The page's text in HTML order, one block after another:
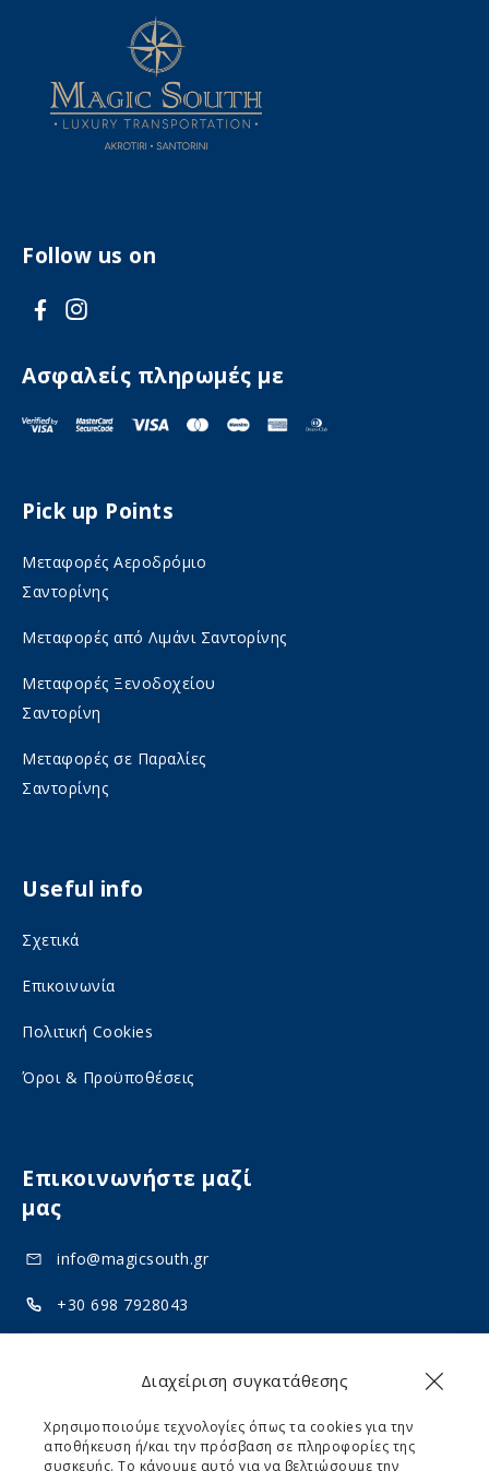
Διαχείριση συγκατάθεσης
Χρησιμοποιούμε τεχνολογίες όπως τα cookies για την
αποθήκευση ή/και την πρόσβαση σε πληροφορίες της
συσκευής. Το κάνουμε αυτό για να βελτιώσουμε την
Follow us on
V
s
i
a
c
e
o
k
o
n
c
i
a
m
e
a
V
s
i
n
s
t
g
r
a
m
o
o
c
l
m
i
a
Ασφαλείς πληρωμές με
Pick up Points
Μεταφορές Αεροδρόμιο
Σαντορίνης
Μεταφορές από Λιμάνι Σαντορίνης
Μεταφορές Ξενοδοχείου
Σαντορίνη
Μεταφορές σε Παραλίες
Σαντορίνης
Useful info
Σχετικά
Επικοινωνία
Πολιτική Cookies
Όροι & Προϋποθέσεις
Επικοινωνήστε μαζί
μας
info@magicsouth.gr
+30 698 7928043
Akrotiri, Santorini 84700